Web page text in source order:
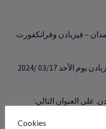
– فيزبادن وفرانكفورت
نحتفل بالقداس الإلهي في مدينة فيزبادن يوم الأحد 03/17 /2024
‏‏على العنوان التالي:‏
Cookies